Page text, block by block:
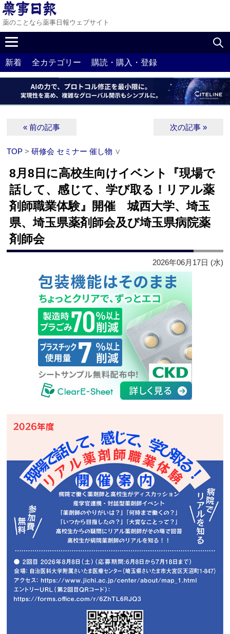
薬のことなら薬事日報ウェブサイト
新着 全カテゴリー 購読・購入・登録
« 前の記事 次の記事 »
TOP >研修会 セミナー 催し物 ∨
8月8日に高校生向けイベント『現場で
話して、感じて、学び取る！リアル薬
剤師職業体験』開催 城西大学、埼玉
県、埼玉県薬剤師会及び埼玉県病院薬
剤師会
2026年06月17日 (水)